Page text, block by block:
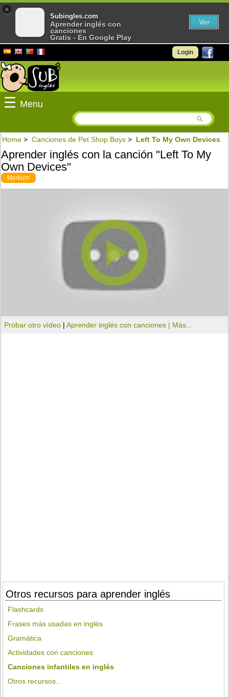
Login
☰ Menu
Home > Canciones de Pet Shop Boys > Left To My Own Devices
Aprender inglés con la canción "Left To My
Own Devices"
Medium
Probar otro vídeo |Aprender inglés con canciones | Más...
Otros recursos para aprender inglés
Flashcards
Frases más usadas en inglés
Gramática
Actividades con canciones
Canciones infantiles en inglés
Otros recursos...
×
Subingles.com
Aprender inglés con
canciones
Gratis - En Google Play
Ver